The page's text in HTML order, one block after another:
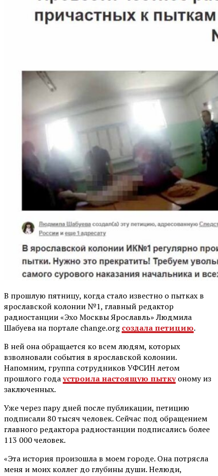
В прошлую пятницу, когда стало известно о пытках в
ярославской колонии №1, главный редактор
радиостанции «Эхо Москвы Ярославль» Людмила
Шабуева на портале change.orgсоздала петицию.
В ней она обращается ко всем людям, которых
взволновали события в ярославской колонии.
Напомним, группа сотрудников УФСИН летом
прошлого годаустроила настоящую пыткуоному из
заключенных.
Уже через пару дней после публикации, петицию
подписали 80 тысяч человек. Сейчас под обращением
главного редактора радиостанции подписались более
113 000 человек.
«Эта история произошла в моем городе. Она потрясла
меня и моих коллег до глубины души. Нелюди,